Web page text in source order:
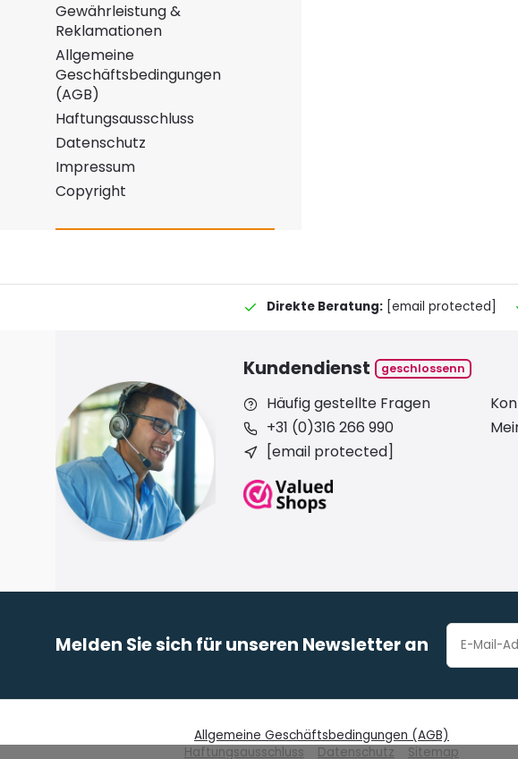
Gewährleistung &
Reklamationen
Allgemeine
Geschäftsbedingungen
(AGB)
Haftungsausschluss
Datenschutz
Impressum
Copyright
Direkte Beratung: [email protected]
Kundendienst geschlossenn
Häufig gestellte Fragen
+31 (0)316 266 990
[email protected]
Melden Sie sich für unseren Newsletter an
Allgemeine Geschäftsbedingungen (AGB)
Haftungsausschluss
Datenschutz Sitemap